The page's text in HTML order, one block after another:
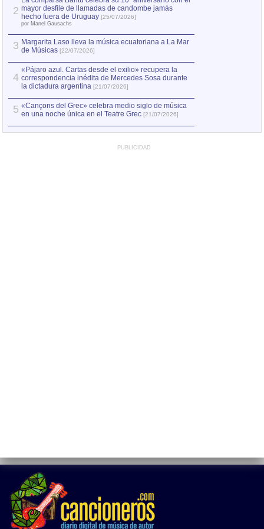
2 mayor desfile de llamadas de candombe jamás
hecho fuera de Uruguay [25/07/2026]
por Manel Gausachs
3 Margarita Laso lleva la música ecuatoriana a La Mar
de Músicas [22/07/2026]
4
«Pájaro azul. Cartas desde el exilio» recupera la
correspondencia inédita de Mercedes Sosa durante
la dictadura argentina [21/07/2026]
5 «Cançons del Grec» celebra medio siglo de música
en una noche única en el Teatre Grec [21/07/2026]
PUBLICIDAD